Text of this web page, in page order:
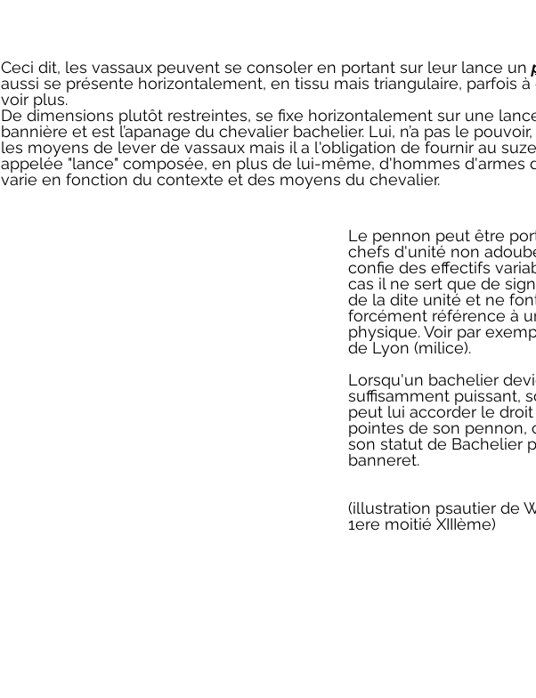
Ceci dit, les vassaux peuvent se consoler en portant sur leur lance un
aussi se présente horizontalement, en tissu mais triangulaire, parfois
voir plus.
De dimensions plutôt restreintes, se fixe horizontalement sur une
bannière et est l’apanage du chevalier bachelier. Lui, n’a pas le
les moyens de lever de vassaux mais il a l'obligation de fournir au
appelée "lance" composée, en plus de lui-même, d'hommes d'armes
varie en fonction du contexte et des moyens du chevalier.
Le pennon peut être
chefs d'unité non
confie des effectifs
cas il ne sert que de
de la dite unité et ne
forcément référence à
physique. Voir par
de Lyon (milice).
Lorsqu'un bachelier
suffisamment puissant,
peut lui accorder le
pointes de son pennon,
son statut de Bachelier
banneret.
(illustration psautier de
1ere moitié XIIIème)